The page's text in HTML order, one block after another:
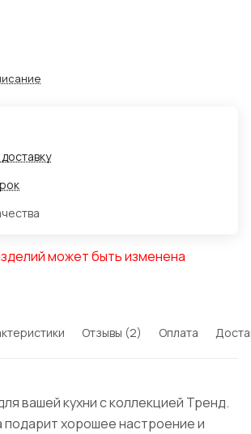
может быть изменена
Отзывы (2) Оплата
вашей кухни с коллекцией Тренд.
подарит хорошее настроение и